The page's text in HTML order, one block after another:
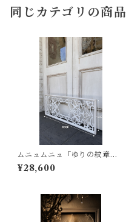
同じカテゴリの商品
ムニュムニュ「ゆりの紋章の
ワルツ」 アイアン 風 アートパ
ネル シャビー フレンチシャビ
¥28,600